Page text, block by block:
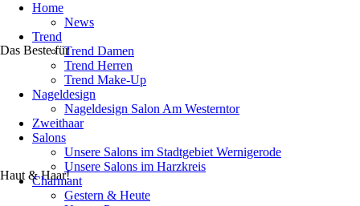
Das Beste für
Haut & Haar!
Home
News
Trend
Trend Damen
Trend Herren
Trend Make-Up
Nageldesign
Nageldesign Salon Am Westerntor
Zweithaar
Salons
Unsere Salons im Stadtgebiet Wernigerode
Unsere Salons im Harzkreis
Charmant
Gestern & Heute